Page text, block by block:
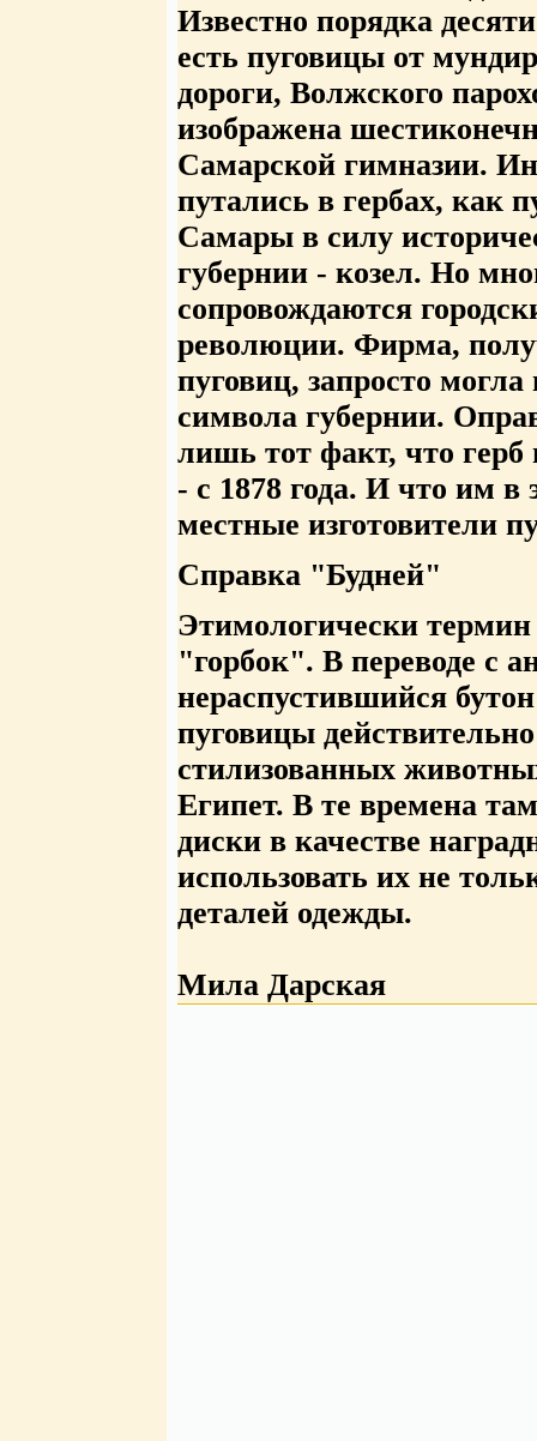
Известно порядка
есть пуговицы от
дороги, Волжского
изображена
Самарской гимназии.
путались в гербах, как
Самары в силу
губернии - козел. Но
сопровождаются
революции. Фирма,
пуговиц, запросто
символа губернии.
лишь тот факт, что герб
- с 1878 года. И что им в
местные изготовители
Справка "Будней"
Этимологически
"горбок". В переводе с
нераспустившийся
пуговицы
стилизованных
Египет. В те времена
диски в качестве
использовать их не
деталей одежды.
Мила Дарская